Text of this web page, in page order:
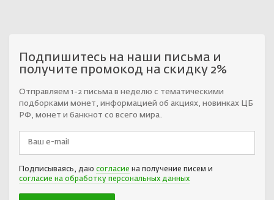
Подпишитесь на наши письма и
получите промокод на скидку 2%
Отправляем 1-2 письма в неделю с тематическими
подборками монет, информацией об акциях, новинках ЦБ
РФ, монет и банкнот со всего мира.
Подписываясь, даю согласие на получение писем и
согласие на обработку персональных данных